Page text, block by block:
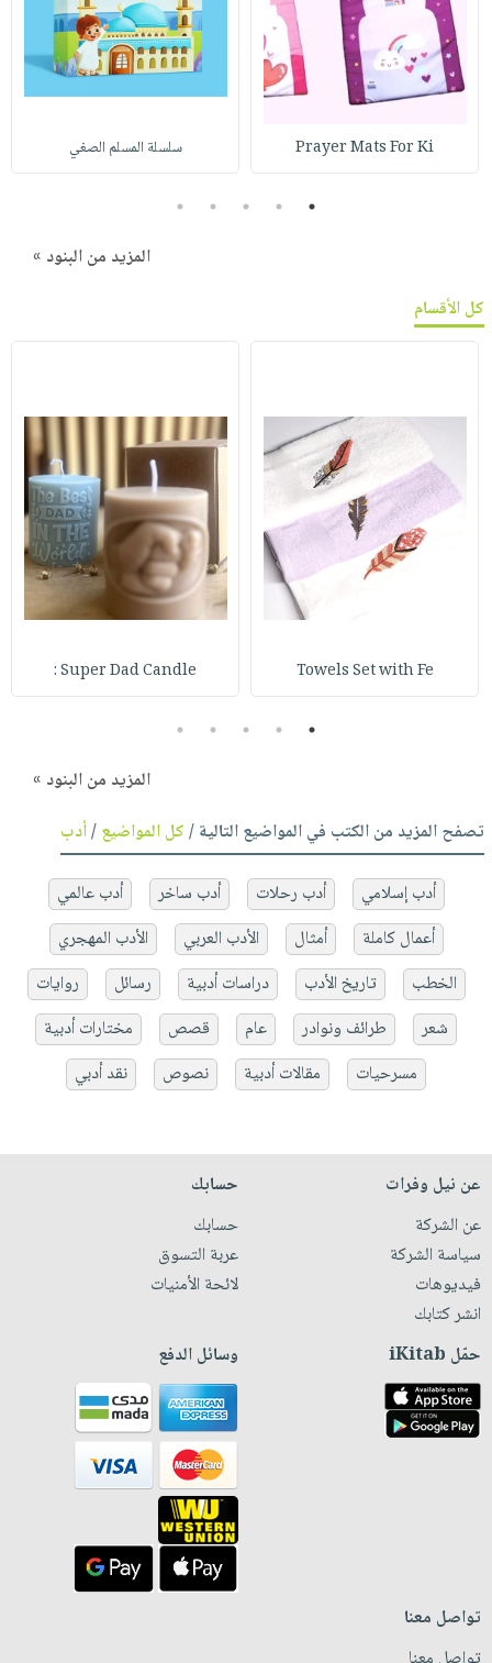
Prayer Mats For Ki سلسلة المسلم الصغي
1
2
3
4
5
المزيد من البنود »
كل الأقسام
Towels Set with Fe
Super Dad Candle :
1
2
3
4
5
المزيد من البنود »
تصفح المزيد من الكتب في المواضيع التالية /كل المواضيع/أدب
أدب إسلامي أدب رحلات أدب ساخر
أدب عالمي
أعمال كاملة
أمثال الأدب العربي
الأدب المهجري
الخطب
تاريخ الأدب دراسات أدبية رسائل
روايات
شعر
طرائف ونوادر عام قصص
مختارات أدبية
مسرحيات
مقالات أدبية نصوص نقد أدبي
عن نيل وفرات
عن الشركة
سياسة الشركة
فيديوهات
انشر كتابك
حسابك
حسابك
عربة التسوق
لائحة الأمنيات
حمّل iKitab وسائل الدفع
تواصل معنا